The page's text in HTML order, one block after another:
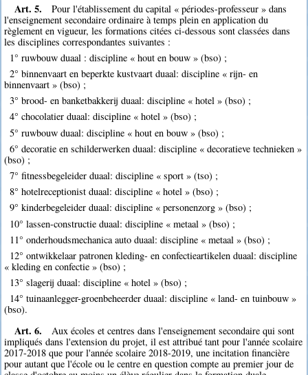
Art. 5.
Pour l'établissement du capital « périodes-professeur » dans
l'enseignement secondaire ordinaire à temps plein en application du
règlement en vigueur, les formations citées ci-dessous sont classées dans
les disciplines correspondantes suivantes :
1° ruwbouw duaal : discipline « hout en bouw » (bso) ;
2° binnenvaart en beperkte kustvaart duaal: discipline « rijn- en
binnenvaart » (bso) ;
3° brood- en banketbakkerij duaal: discipline « hotel » (bso) ;
4° chocolatier duaal: discipline « hotel » (bso) ;
5° ruwbouw duaal: discipline « hout en bouw » (bso) ;
6° decoratie en schilderwerken duaal: discipline « decoratieve technieken »
(bso) ;
7° fitnessbegeleider duaal: discipline « sport » (tso) ;
8° hotelreceptionist duaal: discipline « hotel » (bso) ;
9° kinderbegeleider duaal: discipline « personenzorg » (bso) ;
10° lassen-constructie duaal: discipline « metaal » (bso) ;
11° onderhoudsmechanica auto duaal: discipline « metaal » (bso) ;
12° ontwikkelaar patronen kleding- en confectieartikelen duaal: discipline
« kleding en confectie » (bso) ;
13° slagerij duaal: discipline « hotel » (bso) ;
14° tuinaanlegger-groenbeheerder duaal: discipline « land- en tuinbouw »
(bso).
Art. 6.
Aux écoles et centres dans l'enseignement secondaire qui sont
impliqués dans l'extension du projet, il est attribué tant pour l'année scolaire
2017-2018 que pour l'année scolaire 2018-2019, une incitation financière
pour autant que l'école ou le centre en question compte au premier jour de